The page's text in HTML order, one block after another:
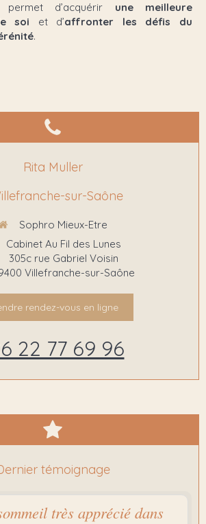
d’acquérir une meilleure
soi et d’affronter les défis du
.
Rita Muller
sur-Saône
Sophro Mieux-Etre
Cabinet Au Fil des Lunes
305c rue Gabriel Voisin
Villefranche-sur-Saône
rendez-vous en ligne
22 77 69 96
témoignage
très apprécié dans